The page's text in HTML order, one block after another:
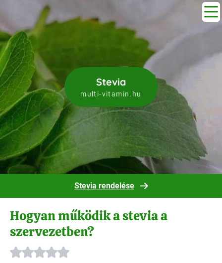
Stevia
multi-vitamin.hu
Stevia rendelése
Hogyan működik a stevia a
szervezetben?